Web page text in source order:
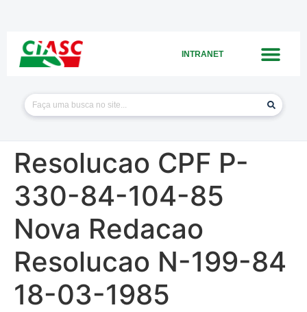
INTRANET
Resolucao CPF P-
330-84-104-85
Nova Redacao
Resolucao N-199-84
18-03-1985